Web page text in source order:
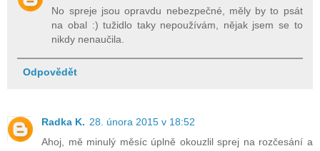
No spreje jsou opravdu nebezpečné, měly by to psát
na obal :) tužidlo taky nepoužívám, nějak jsem se to
nikdy nenaučila.
Odpovědět
Radka K. 28. února 2015 v 18:52
Ahoj, mě minulý měsíc úplně okouzlil sprej na rozčesání a